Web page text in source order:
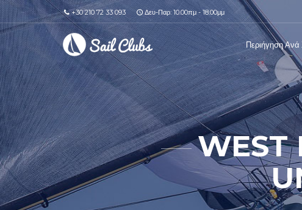
+30 210 72 33 093 Δευ-Παρ: 10.00πμ - 18.00μμ
Περιήγηση
WEST